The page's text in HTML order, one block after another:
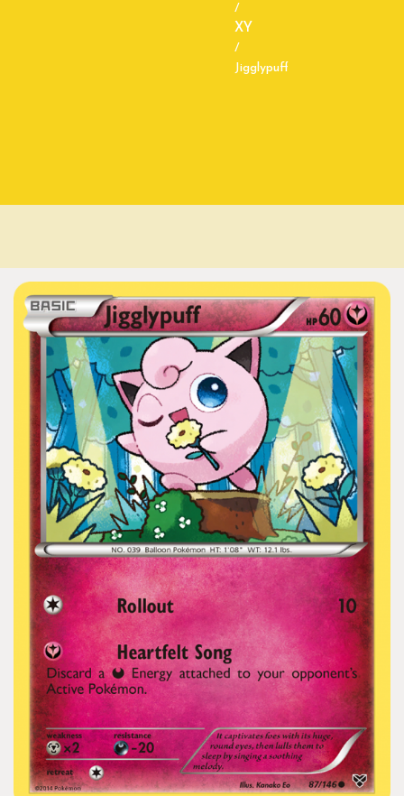
/
XY
/
Jigglypuff